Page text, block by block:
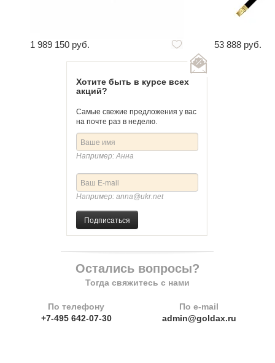
1 989 150 руб. 53 888 руб.
Хотите быть в курсе всех
акций?
Самые свежие предложения у вас
на почте раз в неделю.
Например: Анна
Например: anna@ukr.net
Подписаться
Остались вопросы?
Тогда свяжитесь с нами
По телефону
+7-495 642-07-30
По e-mail
admin@goldax.ru